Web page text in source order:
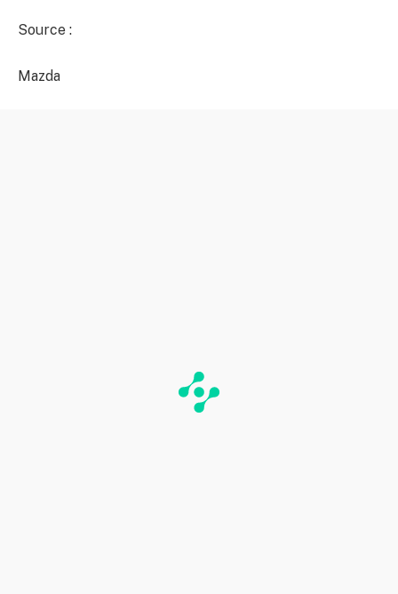
Source :
Mazda